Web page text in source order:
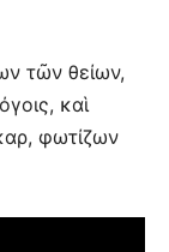
τῶν θείων,
καὶ
φωτίζων